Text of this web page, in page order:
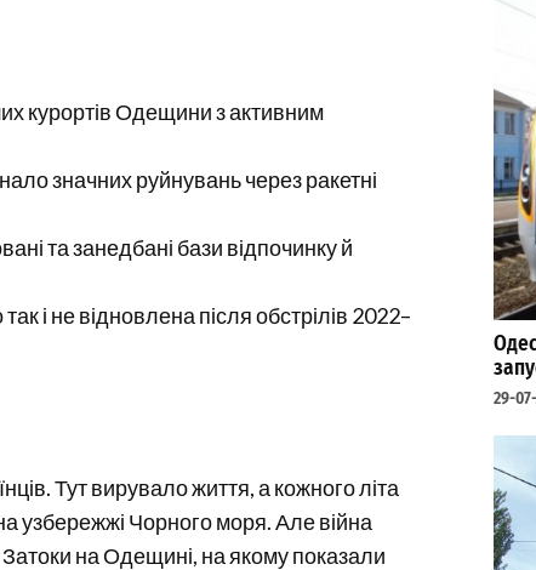
курортів Одещини з активним
значних руйнувань через ракетні
та занедбані бази відпочинку й
і не відновлена після обстрілів 2022–
Тут вирувало життя, а кожного літа
узбережжі Чорного моря. Але війна
Затоки на Одещині, на якому показали
29-